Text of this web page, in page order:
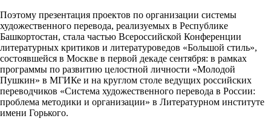
Поэтому презентация проектов по организации системы
художественного перевода, реализуемых в Республике
Башкортостан, стала частью Всероссийской Конференции
литературных критиков и литературоведов «Большой стиль»,
состоявшейся в Москве в первой декаде сентября: в рамках
программы по развитию целостной личности «Молодой
Пушкин» в МГИКе и на круглом столе ведущих российских
переводчиков «Система художественного перевода в России:
проблема методики и организации» в Литературном институте
имени Горького.